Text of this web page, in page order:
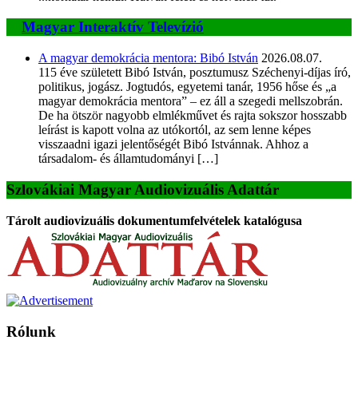
Magyar Interaktív Televízió
A magyar demokrácia mentora: Bibó István 2026.08.07.
115 éve született Bibó István, posztumusz Széchenyi-díjas író,
politikus, jogász. Jogtudós, egyetemi tanár, 1956 hőse és „a
magyar demokrácia mentora” – ez áll a szegedi mellszobrán.
De ha ötször nagyobb elmlékművet és rajta sokszor hosszabb
leírást is kapott volna az utókortól, az sem lenne képes
visszaadni igazi jelentőségét Bibó Istvánnak. Ahhoz a
társadalom- és államtudományi […]
Szlovákiai Magyar Audiovizuális Adattár
Tárolt audiovizuális dokumentumfelvételek katalógusa
Rólunk